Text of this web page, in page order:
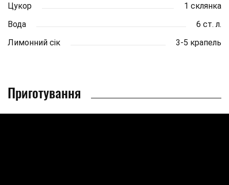
Цукор
1 склянка
Вода
6 ст. л.
Лимонний сік
3-5 крапель
Приготування